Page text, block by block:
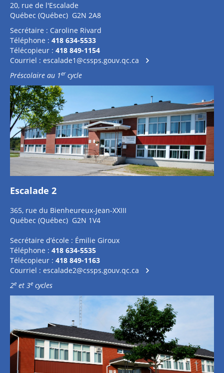
20, rue de l'Escalade
Québec (Québec) G2N 2A8
Secrétaire : Caroline Rivard
Téléphone : 418 634-5533
Télécopieur : 418 849-1154
Courriel : escalade1@cssps.gouv.qc.ca
Préscolaire au 1ercycle
Escalade 2
365, rue du Bienheureux-Jean-XXIII
Québec (Québec) G2N 1V4
Secrétaire d’école : Émilie Giroux
Téléphone : 418 634-5535
Télécopieur : 418 849-1163
Courriel : escalade2@cssps.gouv.qc.ca
2e et 3e cycles